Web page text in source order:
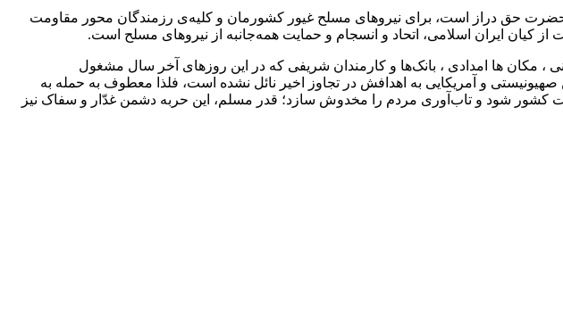
حضرت حق دراز است، برای نیروهای مسلح غیور کشورمان و کلیه‌ی رزمندگان محور مقاومت
کیان ایران اسلامی، اتحاد و انسجام و حمایت همه‌جانبه از نیروهای مسلح است.
مکان ها امدادی ، بانک‌ها و کارمندان شریفی که در این روزهای آخر سال مشغول
و آمریکایی به اهدافش در تجاوز اخیر نائل نشده است، فلذا معطوف به حمله به
شود و تاب‌آوری مردم را مخدوش سازد؛ قدر مسلم، این حربه دشمن غدّار و سفاک نیز